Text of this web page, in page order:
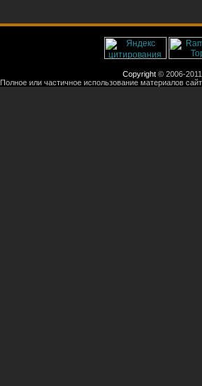
Copyright © 2006-
Полное или частичное использование материалов